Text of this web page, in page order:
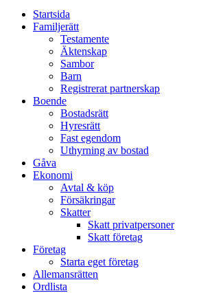
Startsida
Familjerätt
Testamente
Äktenskap
Sambor
Barn
Registrerat partnerskap
Boende
Bostadsrätt
Hyresrätt
Fast egendom
Uthyrning av bostad
Gåva
Ekonomi
Avtal & köp
Försäkringar
Skatter
Skatt privatpersoner
Skatt företag
Företag
Starta eget företag
Allemansrätten
Ordlista